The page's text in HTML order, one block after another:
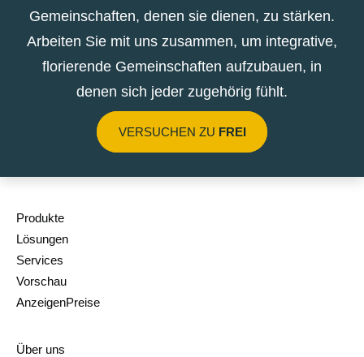
Gemeinschaften, denen sie dienen, zu stärken.
Arbeiten Sie mit uns zusammen, um integrative,
florierende Gemeinschaften aufzubauen, in
denen sich jeder zugehörig fühlt.
VERSUCHEN ZU FREI
Produkte
Lösungen
Services
Vorschau
AnzeigenPreise
Über uns